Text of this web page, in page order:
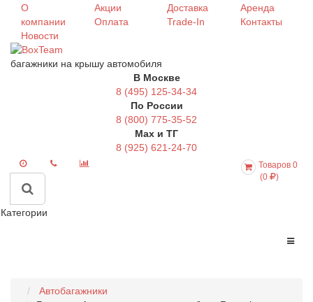
О
компании
Новости
Акции
Оплата
Доставка
Trade-In
Аренда
Контакты
багажники на крышу автомобиля
В Москве
8 (495) 125-34-34
По России
8 (800) 775-35-52
Max и ТГ
8 (925) 621-24-70
Товаров 0
(0
)
Категории
Автобагажники